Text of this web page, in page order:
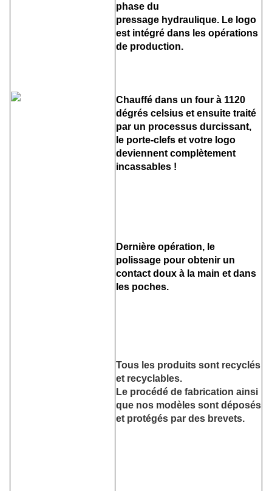
phase du
pressage hydraulique. Le logo
est intégré dans les opérations
de production.
Chauffé dans un four à 1120
dégrés celsius et ensuite traité
par un processus durcissant,
le porte-clefs et votre logo
deviennent complètement
incassables !
Dernière opération, le
polissage pour obtenir un
contact doux à la main et dans
les poches.
Tous les produits sont recyclés
et recyclables.
Le procédé de fabrication ainsi
que nos modèles sont déposés
et protégés par des brevets.